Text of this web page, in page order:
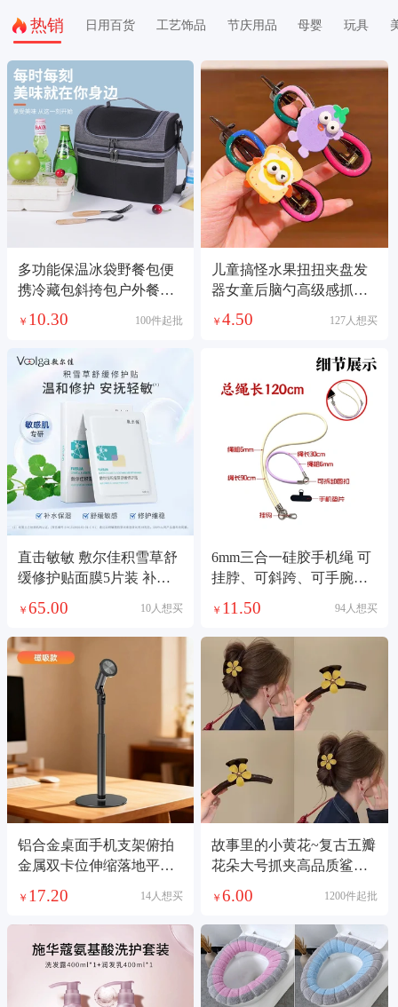
热销 日用百货 工艺饰品 节庆用品 母婴 玩具
多功能保温冰袋野餐包便
携冷藏包斜挎包户外餐具
保温箱铝箔袋出行必备
￥ 10.30 100件起批
儿童搞怪水果扭扭夹盘发
器女童后脑勺高级感抓夹
可爱女孩发夹头饰艺梵饰
￥4.50 127人想买
直击敏敏 敷尔佳积雪草舒
缓修护贴面膜5片装 补水
晒后修复
￥ 65.00 10人想买
6mm三合一硅胶手机绳 可
挂脖、可斜跨、可手腕、
使用
￥ 11.50 94人想买
铝合金桌面手机支架俯拍
金属双卡位伸缩落地平板
￥ 17.20 14人想买
故事里的小黄花~复古五瓣
花朵大号抓夹高品质鲨鱼
￥6.00 1200件起批